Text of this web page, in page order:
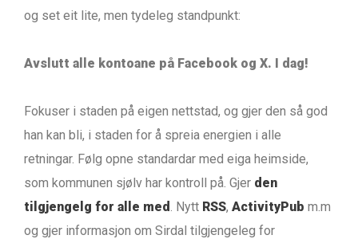
og set eit lite, men tydeleg standpunkt:
Avslutt alle kontoane på Facebook og X. I dag!
Fokuser i staden på eigen nettstad, og gjer den så god
han kan bli, i staden for å spreia energien i alle
retningar. Følg opne standardar med eiga heimside,
som kommunen sjølv har kontroll på. Gjer den
tilgjengelg for alle med. Nytt RSS, ActivityPub m.m
og gjer informasjon om Sirdal tilgjengeleg for